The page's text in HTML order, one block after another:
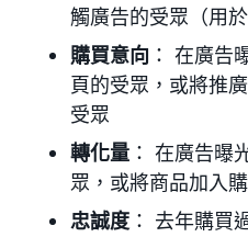
觸廣告的受眾（用於
購買意向 ： 在廣告
頁的受眾，或將推
受眾
轉化量 ： 在廣告曝
眾，或將商品加入
忠誠度 ： 去年購買